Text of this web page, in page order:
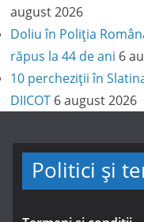
august 2026
Doliu în Poliția
răpus la 44 de ani 6
10 percheziții în
DIICOT 6 august 2026
Politici și